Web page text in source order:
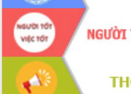
Định vị cà phê Việt Nam như một “di
sản sống” trong dòng chảy toàn cầu
Xây dựng nông thôn mới: Nâng cao đời
sống người dân từ những mô hình thiết
thực
Quyết liệt tháo gỡ vướng mắc, đẩy
nhanh tiến độ các dự án trọng điểm
trong Khu kinh tế Nam Phú Yên